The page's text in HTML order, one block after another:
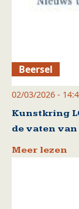
Beersel
02/03/2026 -
Kunstkring
de vaten
Meer lezen